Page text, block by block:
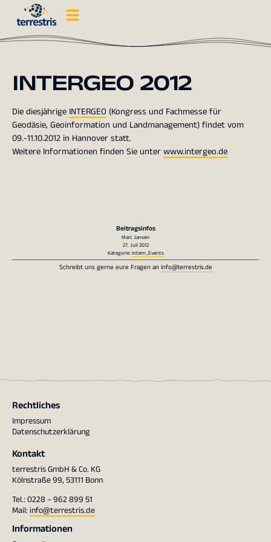
INTERGEO 2012
Die diesjährige INTERGEO (Kongress und Fachmesse für
Geodäsie, Geoinformation und Landmanagement) findet vom
09.-11.10.2012 in Hannover statt.
Weitere Informationen finden Sie unterwww.intergeo.de
Beitragsinfos
Marc Jansen
27. Juli 2012
Kategorie:Intern_Events
Schreibt uns gerne eure Fragen aninfo@terrestris.de
Rechtliches
Impressum
Datenschutzerklärung
Kontakt
terrestris GmbH & Co. KG
Kölnstraße 99, 53111 Bonn
Tel.: 0228 – 962 899 51
Mail: info@terrestris.de
Informationen